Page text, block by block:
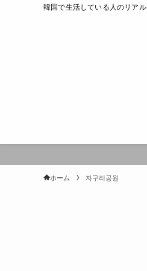
韓国で生活している人のリア
ホーム 자구리공원